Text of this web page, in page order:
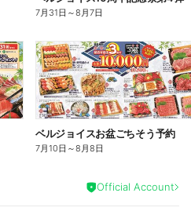
7月31日 ～8月7日
ベルジョイスお盆ごちそう予約
7月10日 ～8月8日
Official Account